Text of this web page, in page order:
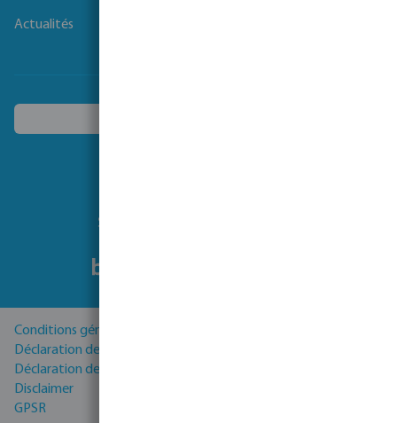
Actualités
Suivez-nous
Conditions générales
Déclaration de Confidentialité
Déclaration de cookies
Disclaimer
GPSR